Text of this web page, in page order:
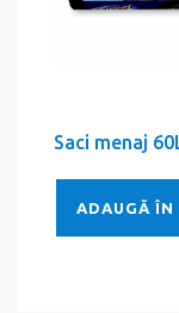
Saci menaj
ADAUGĂ ÎN